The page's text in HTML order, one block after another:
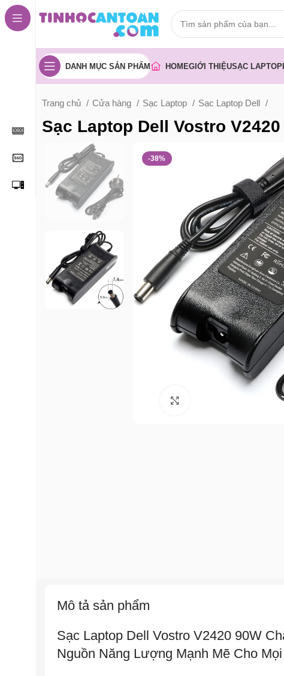
DANH MỤC SẢN PHẨM HOMEGIỚI THIỆUSẠC LAPTOP
Trang chủ Cửa hàng Sạc Laptop Sạc Laptop Dell
Sạc Laptop Dell Vostro
-38%
Mô tả sản phẩm
Sạc Laptop Dell Vostro V2420 90W
Nguồn Năng Lượng Mạnh Mẽ Cho